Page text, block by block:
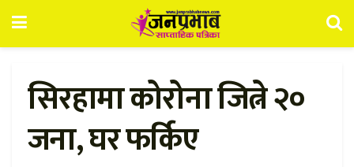
सिरहामा कोरोना जित्ने २०
जना, घर फर्किए